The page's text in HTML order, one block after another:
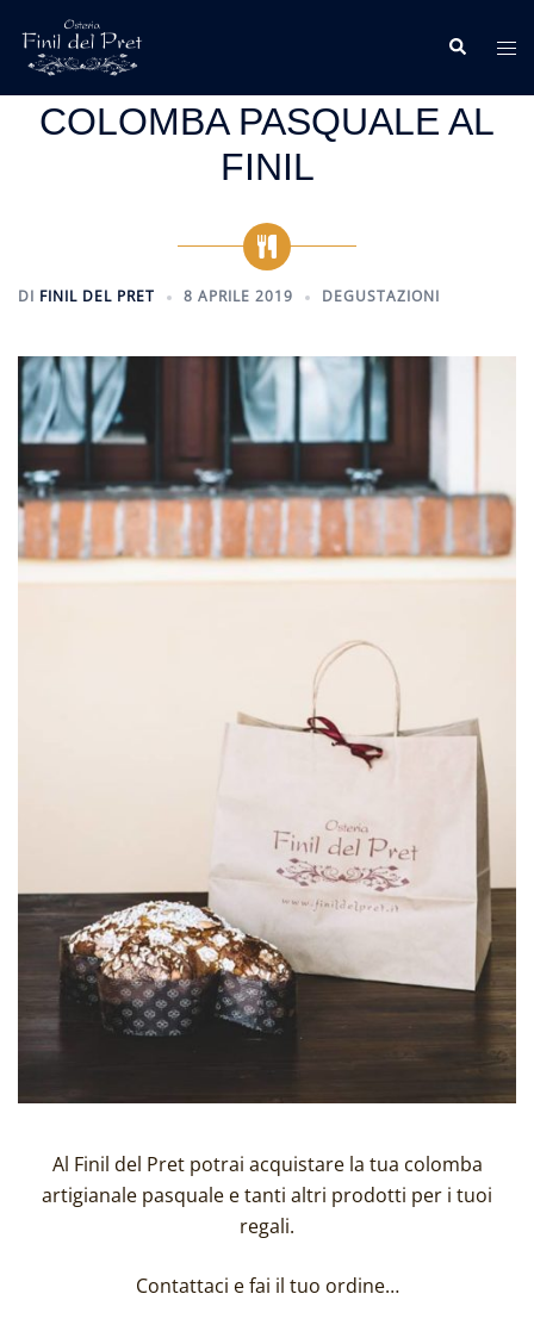
contenuto
Cerca
COLOMBA PASQUALE AL
FINIL
DI FINIL DEL PRET 8 APRILE 2019 DEGUSTAZIONI
Al Finil del Pret potrai acquistare la tua colomba
artigianale pasquale e tanti altri prodotti per i tuoi
regali.
Contattaci e fai il tuo ordine…